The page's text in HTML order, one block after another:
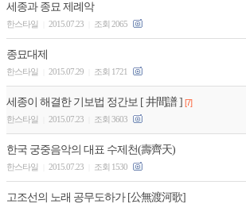
세종과 종묘 제례악
한스타일 2015.07.23 조회 2065
종묘대제
한스타일 2015.07.29 조회 1721
세종이 해결한 기보법 정간보 [ 井間譜 ] [7]
한스타일
2015.07.23 조회 3603
한국 궁중음악의 대표 수제천(壽齊天)
한스타일 2015.07.23 조회 1530
고조선의 노래 공무도하가 [公無渡河歌]